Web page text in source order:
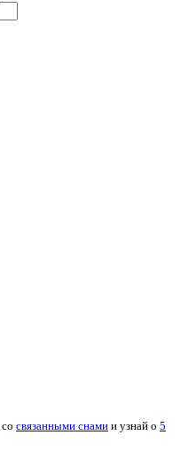
со связанными снами и узнай о 5